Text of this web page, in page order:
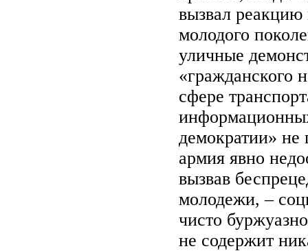
вызвал реакцию
молодого
уличные
«гражданского
сфере
демократии» не
армия явно
вызвав
молодежи, –
чисто
не содержит